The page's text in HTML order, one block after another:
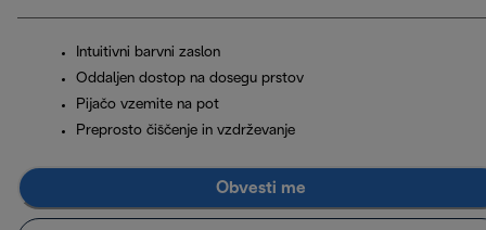
Intuitivni barvni zaslon
Oddaljen dostop na dosegu prstov
Pijačo vzemite na pot
Preprosto čiščenje in vzdrževanje
Obvesti me